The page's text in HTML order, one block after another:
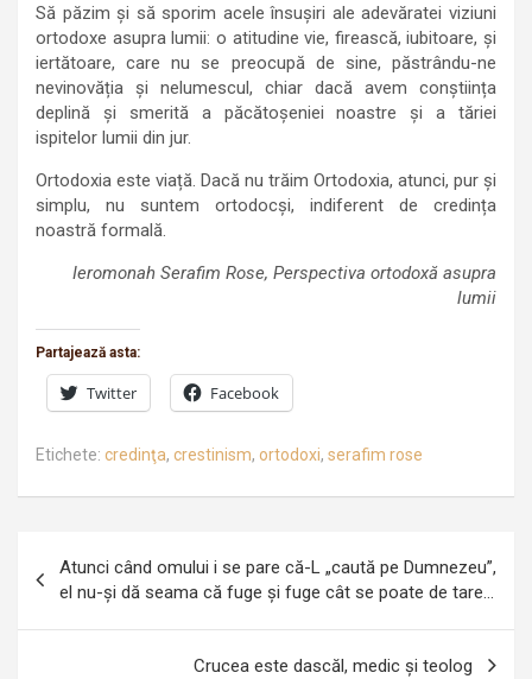
Să păzim și să sporim acele însușiri ale adevăratei viziuni
ortodoxe asupra lumii: o atitudine vie, firească, iubitoare, și
iertătoare, care nu se preocupă de sine, păstrându-ne
nevinovăția și nelumescul, chiar dacă avem conștiința
deplină și smerită a păcătoșeniei noastre și a tăriei
ispitelor lumii din jur.
Ortodoxia este viață. Dacă nu trăim Ortodoxia, atunci, pur și
simplu, nu suntem ortodocși, indiferent de credința
noastră formală.
Ieromonah Serafim Rose, Perspectiva ortodoxă asupra
lumii
Partajează asta:
Twitter Facebook
Etichete: credinţa, crestinism, ortodoxi, serafim rose
în
articole
Atunci când omului i se pare că-L „caută pe Dumnezeu”,
el nu-și dă seama că fuge și fuge cât se poate de tare…
Crucea este dascăl, medic şi teolog